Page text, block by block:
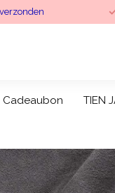
Cadeaubon TIEN